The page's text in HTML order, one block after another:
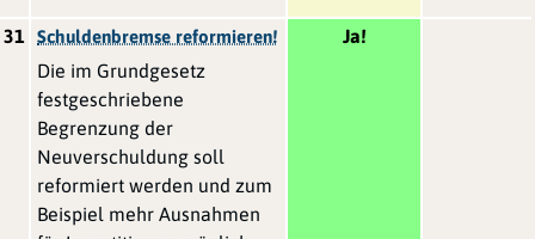
31 Schuldenbremse reformieren!
Die im Grundgesetz
festgeschriebene
Begrenzung der
Neuverschuldung soll
reformiert werden und zum
Beispiel mehr Ausnahmen
Ja!